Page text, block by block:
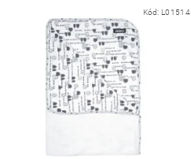
Kód: L01514